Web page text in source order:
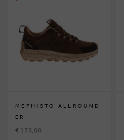
MEPHISTO ALLROUND
ER
€ 175,00